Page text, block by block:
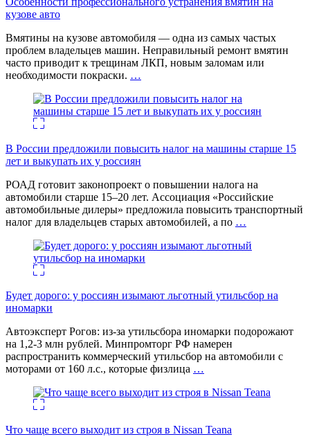
кузове авто
Вмятины на кузове автомобиля — одна из самых частых
проблем владельцев машин. Неправильный ремонт вмятин
часто приводит к трещинам ЛКП, новым заломам или
необходимости покраски. …
В России предложили повысить налог на машины старше 15
лет и выкупать их у россиян
РОАД готовит законопроект о повышении налога на
автомобили старше 15–20 лет. Ассоциация «Российские
автомобильные дилеры» предложила повысить транспортный
налог для владельцев старых автомобилей, а по …
Будет дорого: у россиян изымают льготный утильсбор на
иномарки
Автоэксперт Рогов: из-за утильсбора иномарки подорожают
на 1,2-3 млн рублей. Минпромторг РФ намерен
распространить коммерческий утильсбор на автомобили с
моторами от 160 л.с., которые физлица …
Что чаще всего выходит из строя в Nissan Teana